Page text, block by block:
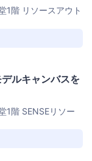
1階 リソースアウト
ルキャンバスを
1階 SENSEリソー